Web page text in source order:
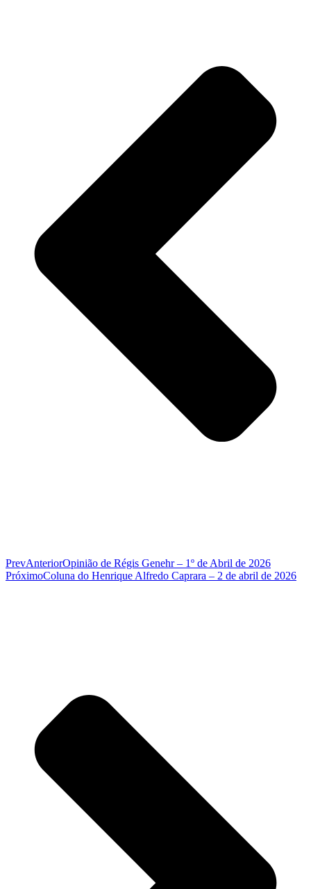
PrevAnteriorOpinião de Régis Genehr – 1º de Abril de 2026
PróximoColuna do Henrique Alfredo Caprara – 2 de abril de 2026